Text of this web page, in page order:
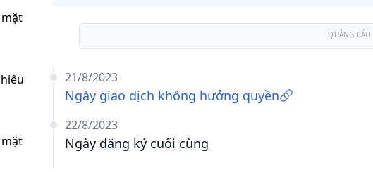
QUẢNG CÁO
21/8/2023
Ngày giao dịch không hưởng quyền
22/8/2023
Ngày đăng ký cuối cùng